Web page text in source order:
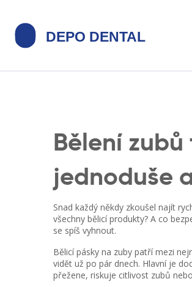
Bělení
jednoduše
Snad každý někdy zkoušel najít
všechny bělicí produkty? A co
se spíš vyhnout.
Bělicí pásky na zuby patří mezi
vidět už po pár dnech. Hlavní je
přežene, riskuje citlivost zubů